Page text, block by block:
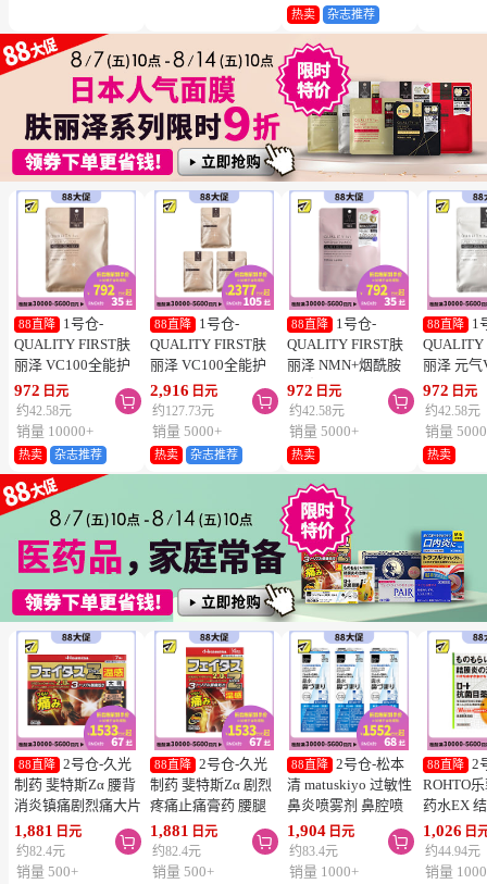
热卖 杂志推荐
88直降
1号仓-
QUALITY FIRST肤
丽泽 VC100全能护
理面膜 7片
972 日元
约42.58元

销量 10000+
热卖 杂志推荐
88直降
1号仓-
QUALITY FIRST肤
丽泽 VC100全能护
理面膜 7片 3个装
2,916 日元
约127.73元

销量 5000+
热卖 杂志推荐
88直降
1号仓-
QUALITY FIRST肤
丽泽 NMN+烟酰胺
多重焕活面膜 7片
972 日元
约42.58元

销量 5000+
热卖
88直降
1
QUALITY
丽泽 元气
白保湿面
维生素C
片
972 日元
约42.58元
销量
热卖
88直降 2号仓-久光
制药 斐特斯Zα 腰背
消炎镇痛剧烈痛大片
膏药贴 温感
10×14cm 7贴【第2
类医药品】
1,881 日元
约82.4元

销量 500+
88直降
2号仓-久光
制药 斐特斯Zα 剧烈
疼痛止痛膏药 腰腿
疼痛 温感 7×10cm
14贴【第2类医药
品】
1,881 日元
约82.4元

销量 500+
88直降 2号仓-松本
清 matuskiyo 过敏性
鼻炎喷雾剂 鼻腔喷
雾 缓解鼻塞流涕
30ml【第2类医药
品】 3个装
1,904 日元
约83.4元

销量 1000+
88直降
2
ROHTO
药水EX
药水
【第2类
【寒冷地
1,026 日
约44.94元
销量